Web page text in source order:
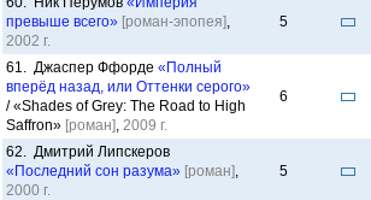
превыше всего» [роман-эпопея],
2002 г.
5
61. Джаспер Ффорде «Полный
вперёд назад, или Оттенки серого»
/ «Shades of Grey: The Road to High
Saffron» [роман], 2009 г.
6
62. Дмитрий Липскеров
«Последний сон разума» [роман],
2000 г.
5